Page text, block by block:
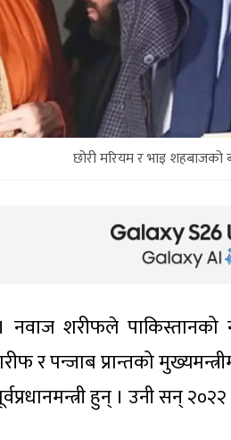
छोरी मरियम र भाइ
शरीफले पाकिस्तानको
र पन्जाब प्रान्तको
हुन् । उनी सन्